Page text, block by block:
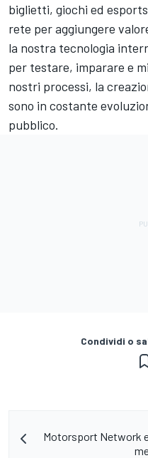
biglietti, giochi ed
rete per aggiungere
la nostra tecnologia
per testare, imparare e
nostri processi, la
sono in costante
pubblico.
Condividi o
Motorsport Network